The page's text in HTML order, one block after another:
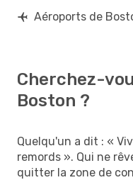
Aéroports de
Cherchez-
Boston ?
Quelqu'un a dit : «
remords ». Qui ne
quitter la zone de